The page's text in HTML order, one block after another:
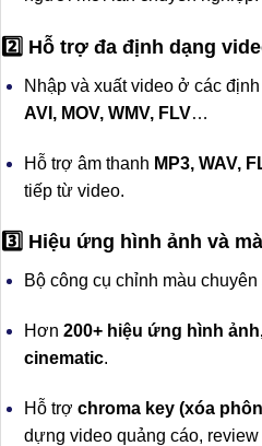
2️⃣ Hỗ trợ đa định dạng
Nhập và xuất video ở các
AVI, MOV, WMV, FLV…
Hỗ trợ âm thanh MP3, WAV,
tiếp từ video.
3️⃣ Hiệu ứng hình ảnh và
Bộ công cụ chỉnh màu
Hơn 200+ hiệu ứng hình
cinematic.
Hỗ trợ chroma key (xóa
dựng video quảng cáo, review